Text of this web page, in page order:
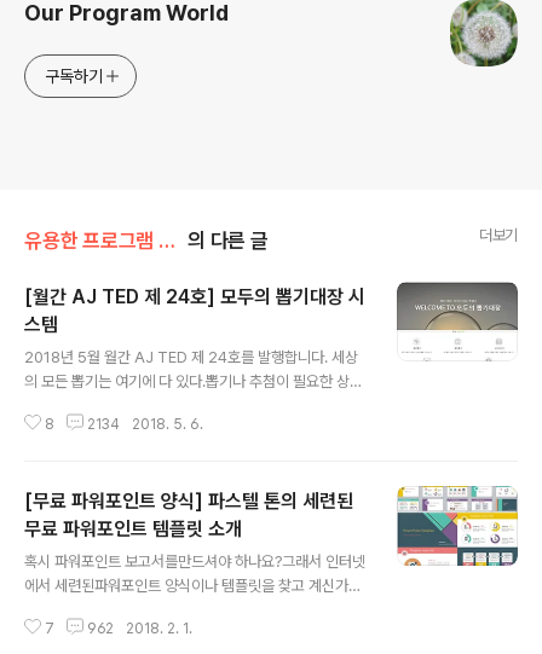
Our Program World
구독하기
유용한 프로그램 소개 의 다른 글 더보기
[월간 AJ TED 제 24호] 모두의 뽑기대장 시
스템
2018년 5월 월간 AJ TED 제 24호를 발행합니다. 세상
의 모든 뽑기는 여기에 다 있다.뽑기나 추첨이 필요한 상황
템 * 이번에 개발한 앱(App)의 제목은 무엇인가요?모두의
사용할 수 있습니다. * "모두의 뽑기대장"은 어떤 기능이
있나요? 1. 입력 자료에서 원하는 수만큼 뽑을 수 있는 랜덤
뽑기 2. 꽝,통과수를 지정하여 추첨할 수 있는 제비뽑기 3.
원하는 경로를 만들어 추첨을 할 수 있는 사다리타기 4. 교
기5. 짝이나 모둠(조)를 추첨하여 지정할 수 ..
8 2134 2018. 5. 6.
[무료 파워포인트 양식] 파스텔 톤의 세련된
무료 파워포인트 템플릿 소개
혹시 파워포인트 보고서를만드셔야 하나요?그래서 인터넷
에서 세련된파워포인트 양식이나 템플릿을 찾고 계신가
아직도 우려먹고 있는 분들도 많고... 시간낭비ㅠㅠㅠㅠ 사
7 962 2018. 2. 1.